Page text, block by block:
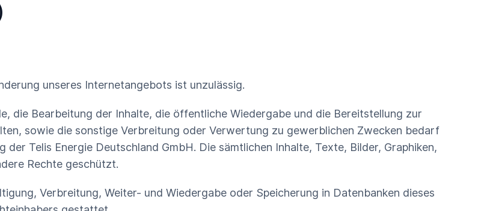
unseres Internetangebots ist unzulässig.
die Bearbeitung der Inhalte, die öffentliche Wiedergabe und die Bereitstellung zur
sowie die sonstige Verbreitung oder Verwertung zu gewerblichen Zwecken bedarf
Telis Energie Deutschland GmbH. Die sämtlichen Inhalte, Texte, Bilder, Graphiken,
Rechte geschützt.
Verbreitung, Weiter- und Wiedergabe oder Speicherung in Datenbanken dieses